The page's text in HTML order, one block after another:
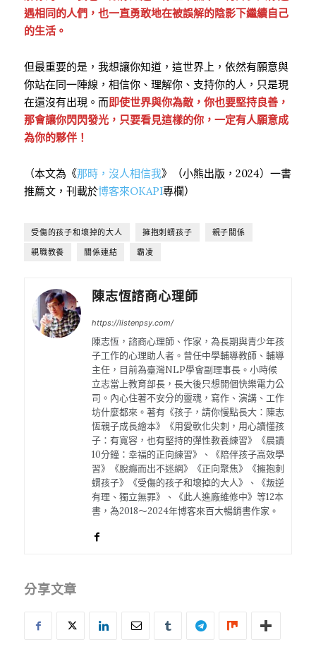
遇相同的人們，也一直勇敢地在被誤解的陰影下繼續自己
的生活。
但最重要的是，我想讓你知道，這世界上，依然有願意與
你站在同一陣線，相信你、理解你、支持你的人，只是現
在還沒有出現。而即使世界與你為敵，你也要堅持良善，
那會讓你閃閃發光，只要看見這樣的你，一定有人願意成
為你的夥伴！
（本文為《那時，沒人相信我》（小熊出版，2024）一書
推薦文，刊載於博客來OKAPI專欄）
受傷的孩子和壞掉的大人 擁抱刺蝟孩子
親子關係
親職教養
關係連結 霸凌
陳志恆諮商心理師
https://listenpsy.com/
陳志恆，諮商心理師、作家，為長期與青少年孩
子工作的心理助人者。曾任中學輔導教師、輔導
主任，目前為臺灣NLP學會副理事長。小時候
立志當上教育部長，長大後只想開個快樂電力公
司。內心住著不安分的靈魂，寫作、演講、工作
坊什麼都來。著有《孩子，請你慢點長大：陳志
恆親子成長繪本》《用愛軟化尖刺，用心讀懂孩
子：有寬容，也有堅持的彈性教養練習》《晨讀
10分鐘：幸福的正向練習》、《陪伴孩子高效學
習》《脫癮而出不迷網》《正向聚焦》《擁抱刺
蝟孩子》《受傷的孩子和壞掉的大人》、《叛逆
有理、獨立無罪》、《此人進廠維修中》等12本
書，為2018～2024年博客來百大暢銷書作家。
分享文章